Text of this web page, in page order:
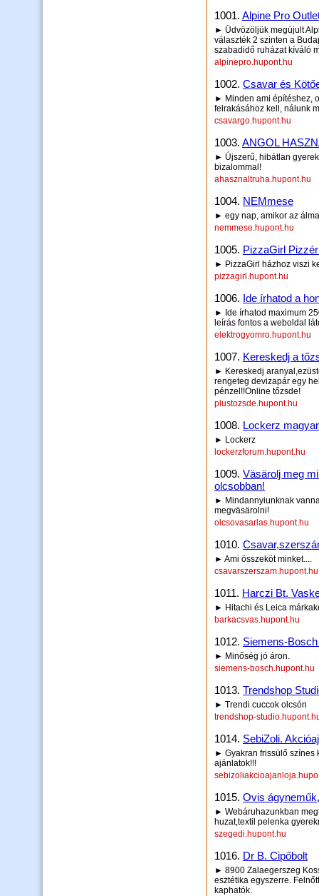
1001. Alpine Pro
► Üdvözöljük megújult
választék 2 szinten a
szabadidő ruházat kíváló
alpinepro.hupont.hu
1002. Csavar és
► Minden ami építéshez,
felrakásához kell, nálunk
csavargo.hupont.hu
1003. ANGOL
► Újszerű, hibátlan
bizalommal!
ahasznaltruha.hupont.hu
1004. NEMmese
► egy nap, amikor az
nemmese.hupont.hu
1005. PizzaGirl
► PizzaGirl házhoz viszi
pizzagirl.hupont.hu
1006. Ide írhatod a
► Ide írhatod maximum
leírás fontos a weboldal
elektrogyomro.hupont.hu
1007. Kereskedj a
► Kereskedj
rengeteg devizapár egy
pénzel!!Online tőzsde!
plustozsde.hupont.hu
1008. Lockerz
► Lockerz
lockerzforum.hupont.hu
1009. Väsärolj meg
olcsobban!
► Mindannyiunknak
megväsärolni!
olcsovasarlas.hupont.hu
1010.
► Ami összeköt minket....
csavarszerszam.hupont.hu
1011. Harczi Bt.
► Hitachi és Leica
barkacsvas.hupont.hu
1012. Siemens-
► Minőség jó áron.
siemens-bosch.hupont.hu
1013. Trendshop
► Trendi cuccok olcsón
trendshop-
1014. SebiZoli.
► Gyakran frissülő színes
ajánlatok!!!
1015. Ovis
► Webáruhazunkban
huzat,textil pelenka
szegedi.hupont.hu
1016. Dr B. Cipőbolt
► 8900 Zalaegerszeg
esztétika egyszerre.
kaphatók.